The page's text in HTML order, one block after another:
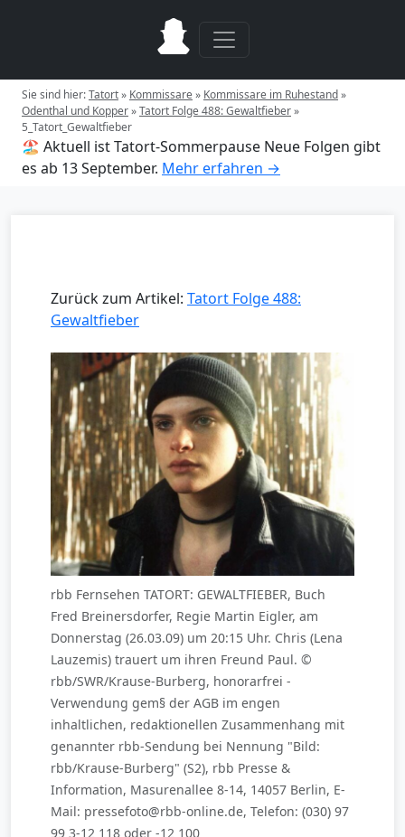
Sie sind hier:Tatort» Kommissare» Kommissare im Ruhestand»
Odenthal und Kopper»Tatort Folge 488: Gewaltfieber»
5_Tatort_Gewaltfieber
🏖️ Aktuell ist Tatort-Sommerpause Neue Folgen gibt
es ab 13 September. Mehr erfahren →
Zurück zum Artikel: Tatort Folge 488:
Gewaltfieber
rbb Fernsehen TATORT: GEWALTFIEBER, Buch
Fred Breinersdorfer, Regie Martin Eigler, am
Donnerstag (26.03.09) um 20:15 Uhr. Chris (Lena
Lauzemis) trauert um ihren Freund Paul. ©
rbb/SWR/Krause-Burberg, honorarfrei -
Verwendung gem§ der AGB im engen
inhaltlichen, redaktionellen Zusammenhang mit
genannter rbb-Sendung bei Nennung "Bild:
rbb/Krause-Burberg" (S2), rbb Presse &
Information, Masurenallee 8-14, 14057 Berlin, E-
Mail: pressefoto@rbb-online.de, Telefon: (030) 97
99 3-12 118 oder -12 100